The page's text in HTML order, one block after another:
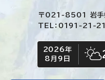
〒021-8501 岩手
TEL：0191-21-
今日の日付
2026年
8月9日
今日
晴れ